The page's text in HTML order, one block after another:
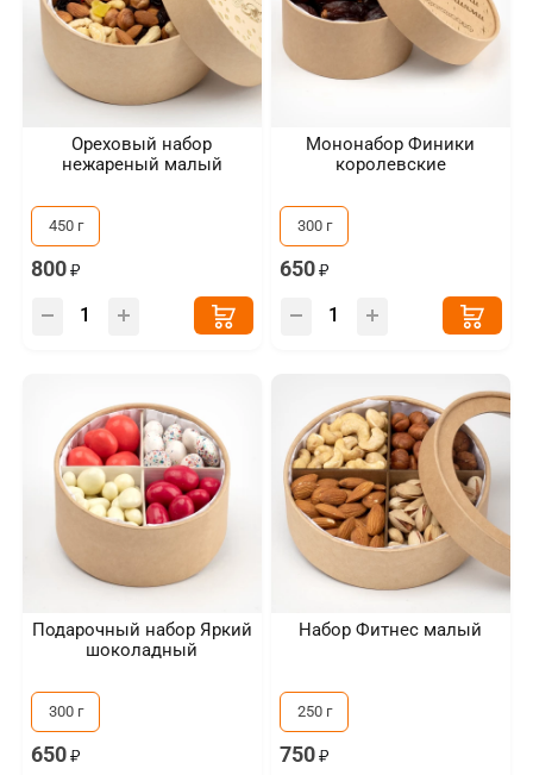
Ореховый набор
нежареный малый
450 г
800
Мононабор Финики
королевские
300 г
650
Подарочный набор Яркий
шоколадный
300 г
650
Набор Фитнес малый
250 г
750